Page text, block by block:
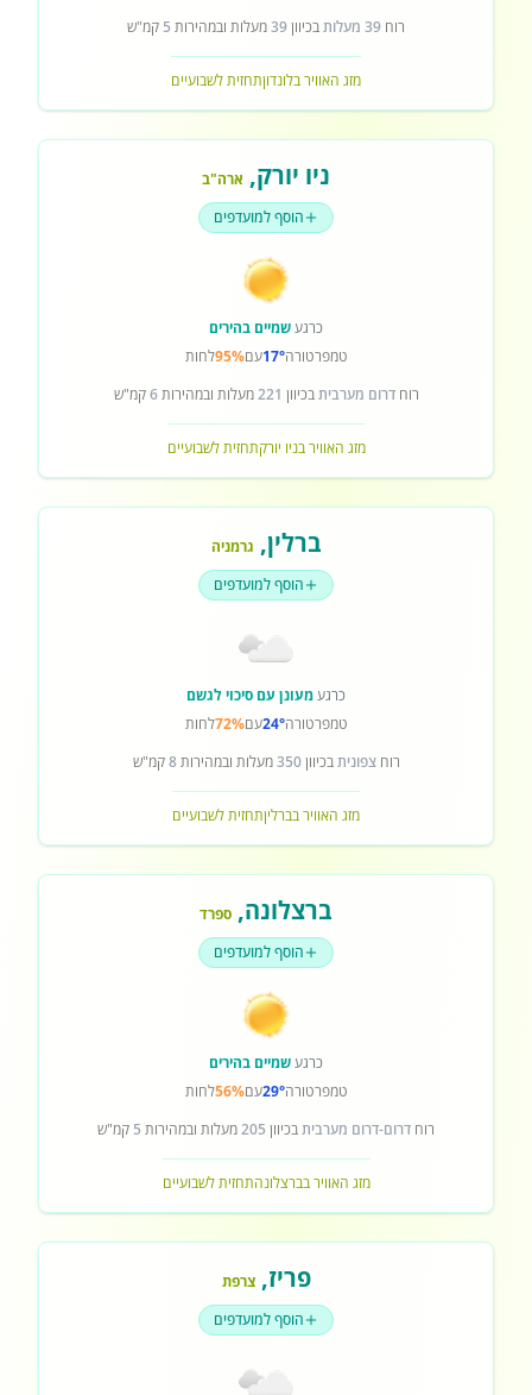
רוח 39 מעלות בכיוון39מעלות ובמהירות 5 קמ"ש
מזג האוויר בלונדוןתחזית לשבועיים
ניו יורק, ארה"ב
הוסף למועדפים
כרגעשמיים בהירים
טמפרטורה17°עם95%לחות
רוחדרום מערביתבכיוון 221מעלות ובמהירות6קמ"ש
מזג האוויר בניו יורקתחזית לשבועיים
ברלין, גרמניה
הוסף למועדפים
כרגעמעונן עם סיכוי לגשם
טמפרטורה24°עם72%לחות
רוחצפוניתבכיוון350מעלות ובמהירות8קמ"ש
מזג האוויר בברליןתחזית לשבועיים
ברצלונה, ספרד
הוסף למועדפים
כרגעשמיים בהירים
טמפרטורה29°עם56%לחות
רוח דרום-דרום מערביתבכיוון 205מעלות ובמהירות 5 קמ"ש
מזג האוויר בברצלונהתחזית לשבועיים
פריז,צרפת
הוסף למועדפים